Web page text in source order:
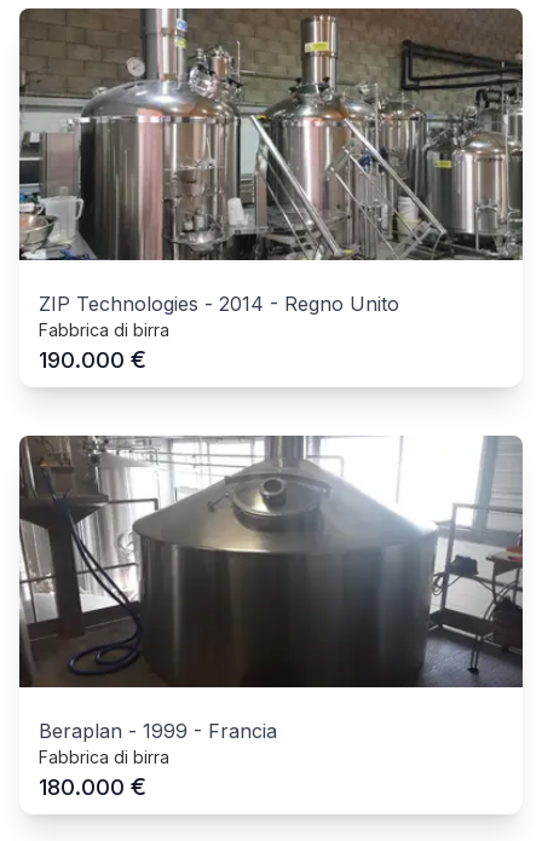
ZIP Technologies - 2014 - Regno Unito
Fabbrica di birra
190.000 €
Beraplan - 1999 - Francia
Fabbrica di birra
180.000 €